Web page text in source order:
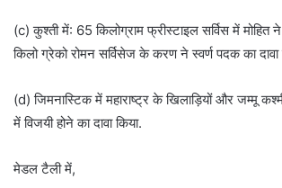
(c) कुश्ती में: 65 किलोग्राम फ्रीस्टाइल सर्विस में मोहित
किलो ग्रेको रोमन सर्विसेज के करण ने स्वर्ण पदक का दावा
(d) जिमनास्टिक में महाराष्ट्र के खिलाड़ियों और जम्मू
में विजयी होने का दावा किया.
मेडल टैली में,